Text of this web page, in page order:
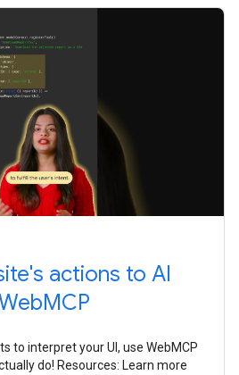
actions to AI
to interpret your UI, use WebMCP
do! Resources: Learn more